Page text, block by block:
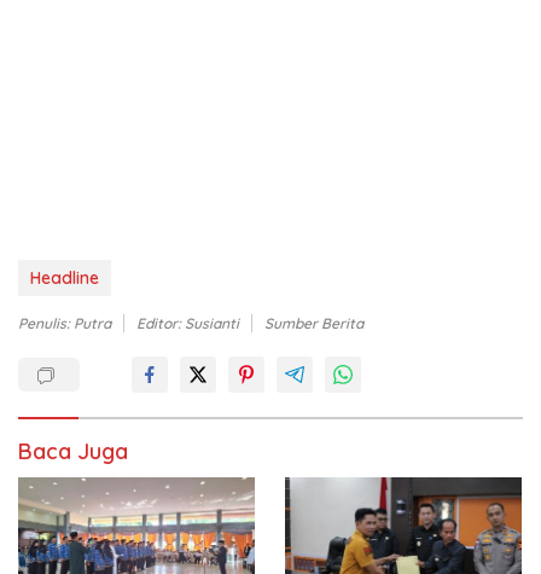
Headline
Penulis: Putra Editor: Susianti Sumber Berita
Baca Juga